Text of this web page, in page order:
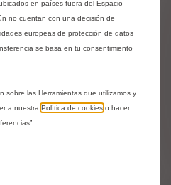
DE
14/08
en países fuera del Espacio
no cuentan con una decisión de
europeas de protección de datos
se basa en tu consentimiento
sobre las Herramientas que utilizamos y
a nuestra Política de cookies o hacer